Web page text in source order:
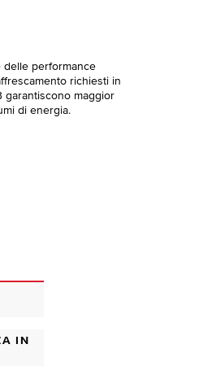
delle performance
richiesti in
garantiscono maggior
di energia.
IN